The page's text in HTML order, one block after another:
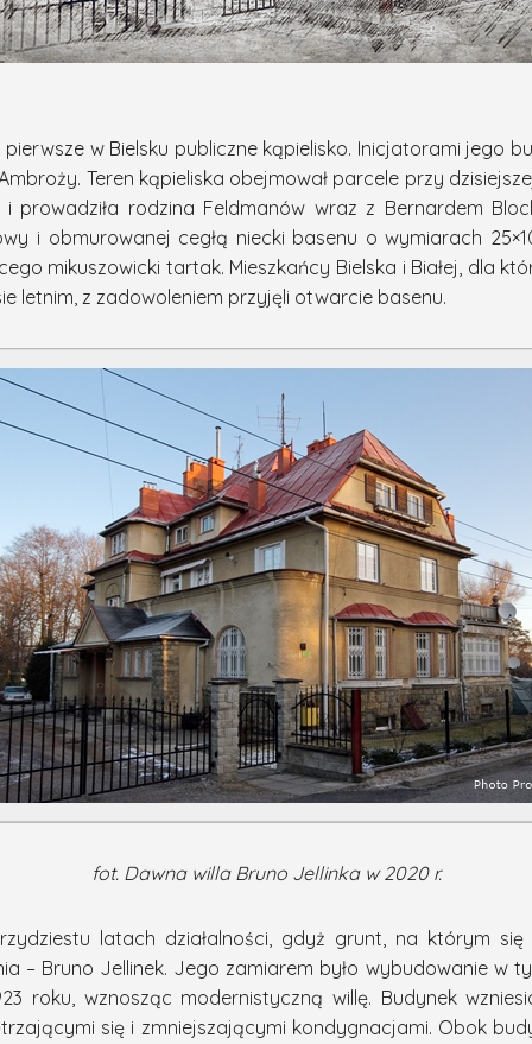
w Bielsku publiczne kąpielisko. Inicjatorami jego
Teren kąpieliska obejmował parcele przy
i prowadziła rodzina Feldmanów wraz z Bernardem
i obmurowanej cegłą niecki basenu o wymiarach
mikuszowicki tartak. Mieszkańcy Bielska i Białej, dla
letnim, z zadowoleniem przyjęli otwarcie basenu.
fot. Dawna willa Bruno Jellinka w 2020 r.
latach działalności, gdyż grunt, na którym
– Bruno Jellinek. Jego zamiarem było wybudowanie w
roku, wznosząc modernistyczną willę. Budynek
się i zmniejszającymi kondygnacjami. Obok